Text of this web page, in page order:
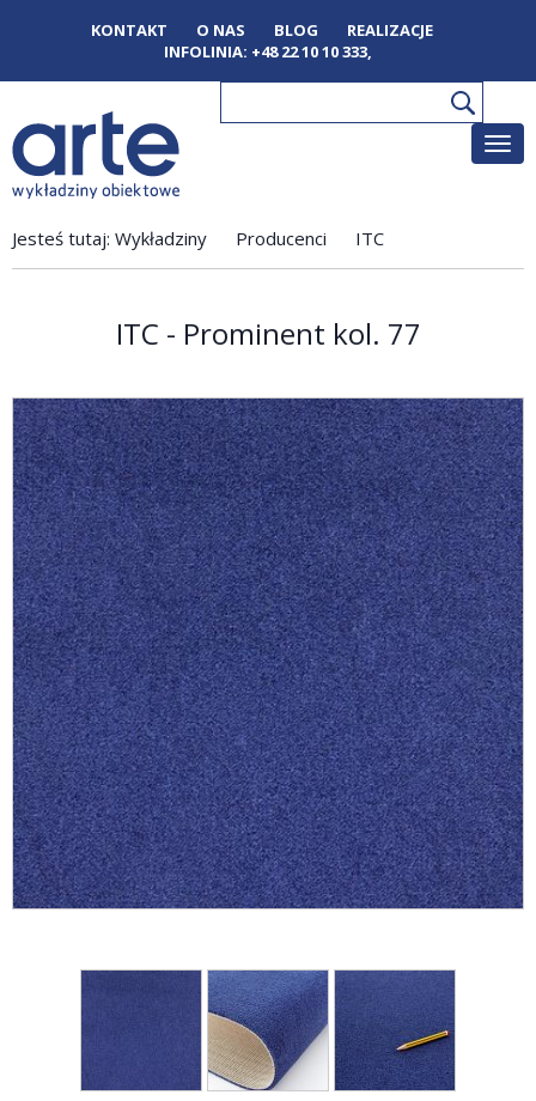
KONTAKT O NAS BLOG
REALIZACJE
INFOLINIA: +48 22 10 10 333,
Jesteś tutaj: Wykładziny Producenci ITC
ITC - Prominent kol. 77